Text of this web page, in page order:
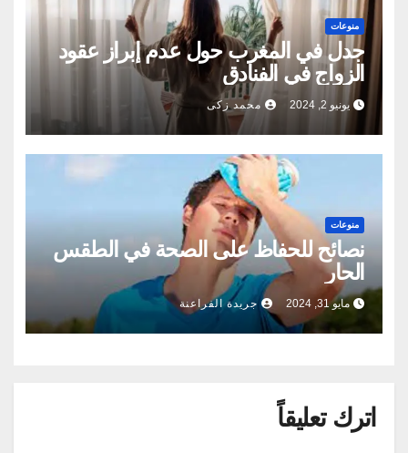
منوعات
جدل في المغرب حول عدم إبراز عقود
الزواج في الفنادق
يونيو 2, 2024 محمد زكى
منوعات
نصائح للحفاظ على الصحة في الطقس
الحار
مايو 31, 2024 جريدة الفراعنة
اترك تعليقاً